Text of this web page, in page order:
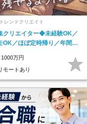
レンドクリエイト
クリエイター◆未経験OK／
OK／ほぼ定時帰り／年間休
万円
モートあり